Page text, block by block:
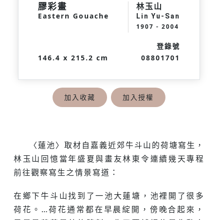
膠彩畫
Eastern Gouache
林玉山
Lin Yu-San
1907 - 2004
146.4 x 215.2 cm
登錄號
08801701
加入收藏 加入授權
〈蓮池〉取材自嘉義近郊牛斗山的荷塘寫生，
林玉山回憶當年盛夏與畫友林東令連續幾天專程
前往觀察寫生之情景寫道：
在鄉下牛斗山找到了一池大蓮塘，池裡開了很多
荷花。…荷花通常都在早晨綻開，傍晚合起來，